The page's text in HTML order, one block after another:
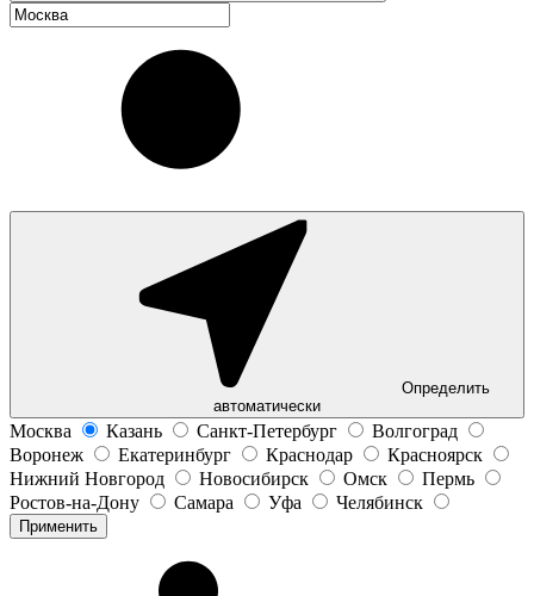
Определить
автоматически
Москва Казань Санкт-Петербург
Волгоград
Воронеж
Екатеринбург Краснодар
Красноярск
Нижний Новгород
Новосибирск Омск
Пермь
Ростов-на-Дону
Самара Уфа Челябинск
Применить